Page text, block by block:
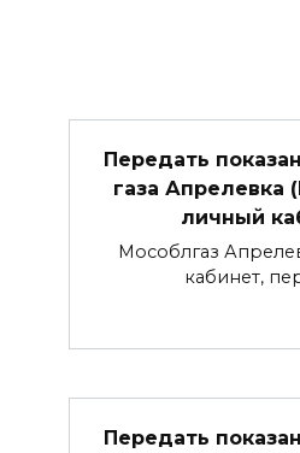
Передать
газа Апрелевка
личный
Мособлгаз
кабинет,
Передать